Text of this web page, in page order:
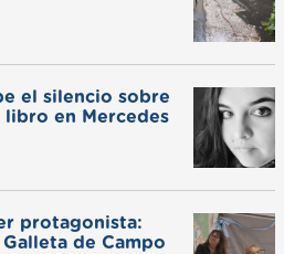
el silencio sobre
libro en Mercedes
protagonista:
Galleta de Campo